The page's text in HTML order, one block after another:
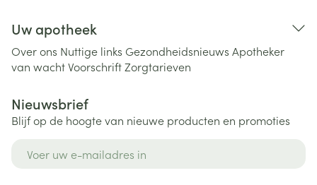
Uw apotheek
Over ons Nuttige links Gezondheidsnieuws Apotheker
van wachtVoorschriftZorgtarieven
Nieuwsbrief
Blijf op de hoogte van nieuwe producten en promoties